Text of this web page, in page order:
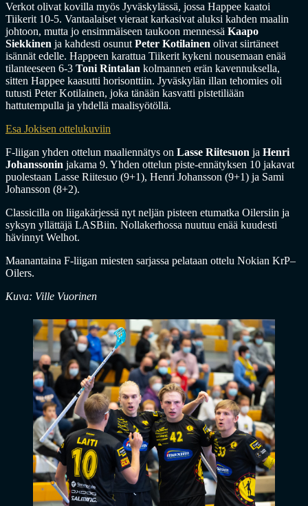
Verkot olivat kovilla myös Jyväskylässä, jossa Happee kaatoi
Tiikerit 10-5. Vantaalaiset vieraat karkasivat aluksi kahden maalin
johtoon, mutta jo ensimmäiseen taukoon mennessä Kaapo
Siekkinen ja kahdesti osunut Peter Kotilainen olivat siirtäneet
isännät edelle. Happeen karattua Tiikerit kykeni nousemaan enää
tilanteeseen 6-3 Toni Rintalan kolmannen erän kavennuksella,
sitten Happee kaasutti horisonttiin. Jyväskylän illan tehomies oli
tutusti Peter Kotilainen, joka tänään kasvatti pistetiliään
hattutempulla ja yhdellä maalisyötöllä.
Esa Jokisen ottelukuviin
F-liigan yhden ottelun maaliennätys on Lasse Riitesuon ja Henri
Johanssonin jakama 9. Yhden ottelun piste-ennätyksen 10 jakavat
puolestaan Lasse Riitesuo (9+1), Henri Johansson (9+1) ja Sami
Johansson (8+2).
Classicilla on liigakärjessä nyt neljän pisteen etumatka Oilersiin ja
syksyn yllättäjä LASBiin. Nollakerhossa nuutuu enää kuudesti
hävinnyt Welhot.
Maanantaina F-liigan miesten sarjassa pelataan ottelu Nokian KrP–
Oilers.
Kuva: Ville Vuorinen